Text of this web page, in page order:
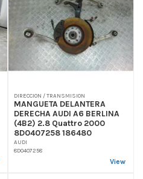
DIRECCION / TRANSMISION
MANGUETA DELANTERA
DERECHA AUDI A6 BERLINA
(4B2) 2.8 Quattro 2000
8D0407258 186480
AUDI
8D0407258
View